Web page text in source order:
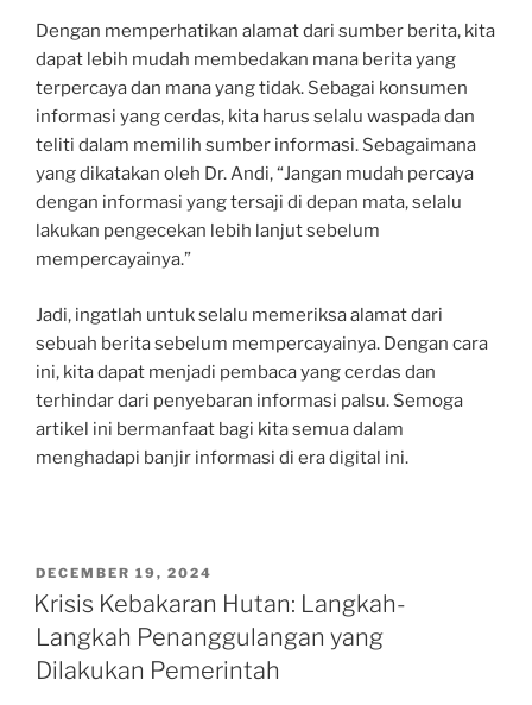
Dengan memperhatikan alamat dari sumber berita, kita
dapat lebih mudah membedakan mana berita yang
terpercaya dan mana yang tidak. Sebagai konsumen
informasi yang cerdas, kita harus selalu waspada dan
teliti dalam memilih sumber informasi. Sebagaimana
yang dikatakan oleh Dr. Andi, “Jangan mudah percaya
dengan informasi yang tersaji di depan mata, selalu
lakukan pengecekan lebih lanjut sebelum
mempercayainya.”
Jadi, ingatlah untuk selalu memeriksa alamat dari
sebuah berita sebelum mempercayainya. Dengan cara
ini, kita dapat menjadi pembaca yang cerdas dan
terhindar dari penyebaran informasi palsu. Semoga
artikel ini bermanfaat bagi kita semua dalam
menghadapi banjir informasi di era digital ini.
POSTED
ON
DECEMBER 19, 2024
Krisis Kebakaran Hutan: Langkah-
Langkah Penanggulangan yang
Dilakukan Pemerintah